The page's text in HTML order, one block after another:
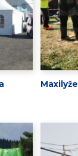
Maxilyže